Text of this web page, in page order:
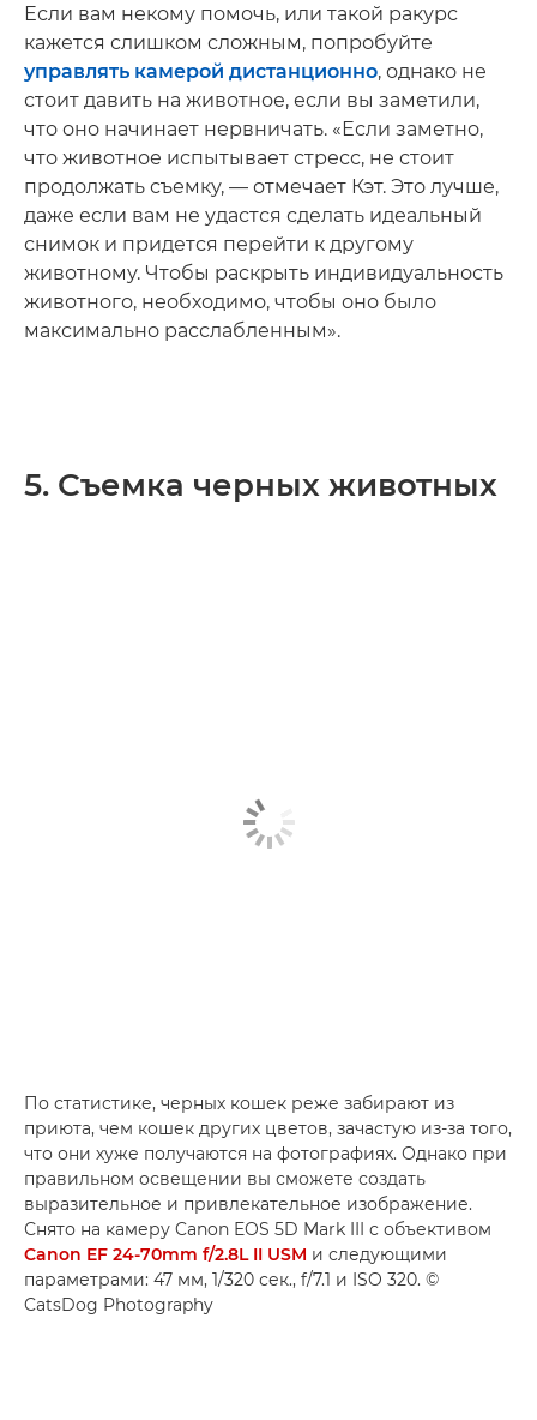
Если вам некому помочь, или такой ракурс
кажется слишком сложным, попробуйте
управлять камерой дистанционно, однако не
стоит давить на животное, если вы заметили,
что оно начинает нервничать. «Если заметно,
что животное испытывает стресс, не стоит
продолжать съемку, — отмечает Кэт. Это лучше,
даже если вам не удастся сделать идеальный
снимок и придется перейти к другому
животному. Чтобы раскрыть индивидуальность
животного, необходимо, чтобы оно было
максимально расслабленным».
5. Съемка черных животных
По статистике, черных кошек реже забирают из
приюта, чем кошек других цветов, зачастую из-за того,
что они хуже получаются на фотографиях. Однако при
правильном освещении вы сможете создать
выразительное и привлекательное изображение.
Снято на камеру Canon EOS 5D Mark III с объективом
Canon EF 24-70mm f/2.8L II USM и следующими
параметрами: 47 мм, 1/320 сек., f/7.1 и ISO 320. ©
CatsDog Photography